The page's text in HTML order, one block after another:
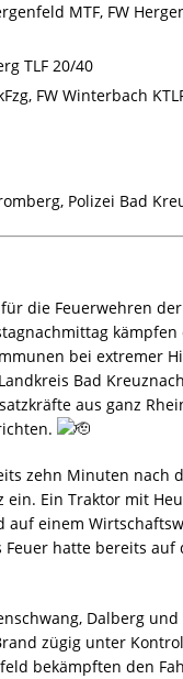
MTF, FW
TLF 20/40
FW Winterbach
Polizei Bad
die Feuerwehren
bei extremer
Bad
aus ganz
zehn Minuten nach
Ein Traktor mit
einem
hatte bereits auf
Dalberg
zügig unter
bekämpften den